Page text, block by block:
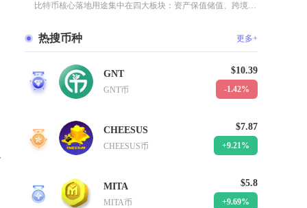
比特币核心落地用途集中在四大板块：资产保值储值、跨境低成本结...
热搜币种 更多+
1
GNT
GNT币
$10.39
-1.42%
2
CHEESUS
CHEESUS币
$7.87
+9.21%
3
MITA
MITA币
$5.8
+9.69%